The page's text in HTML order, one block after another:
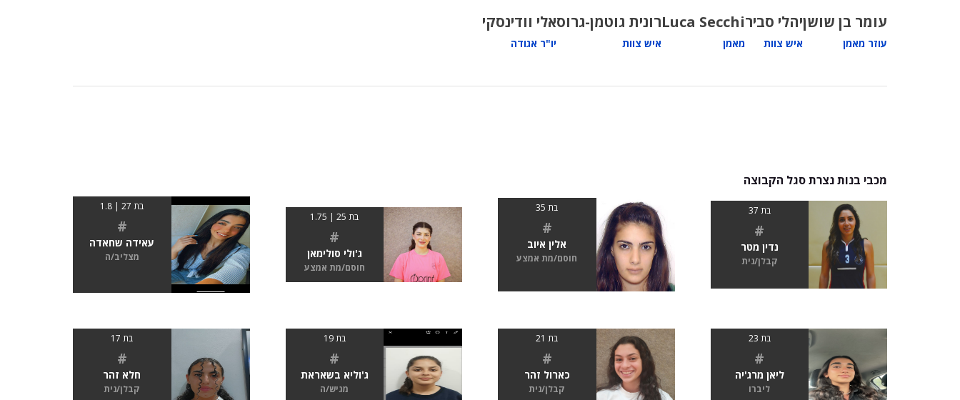
עומר בן שושן
עוזר מאמן
יהלי סביר
איש צוות
Luca Secchi
מאמן
רונית גוטמן-גרוס
איש צוות
אלי וודינסקי
יו"ר אגודה
מכבי בנות נצרת סגל הקבוצה
בת 37
#
נדין מטר
קבלן/נית
בת 35
#
אלין איוב
חוסם/מת אמצע
בת 25 | 1.75
#
ג'ולי סולימאן
חוסם/מת אמצע
בת 27 | 1.8
#
עאידה שחאדה
מצליב/ה
בת 23
#
ליאן מרג'יה
ליברו
בת 21
#
כארול זהר
קבלן/נית
בת 19
#
ג'וליא בשאראת
מגיש/ה
בת 17
#
חלא זהר
קבלן/נית